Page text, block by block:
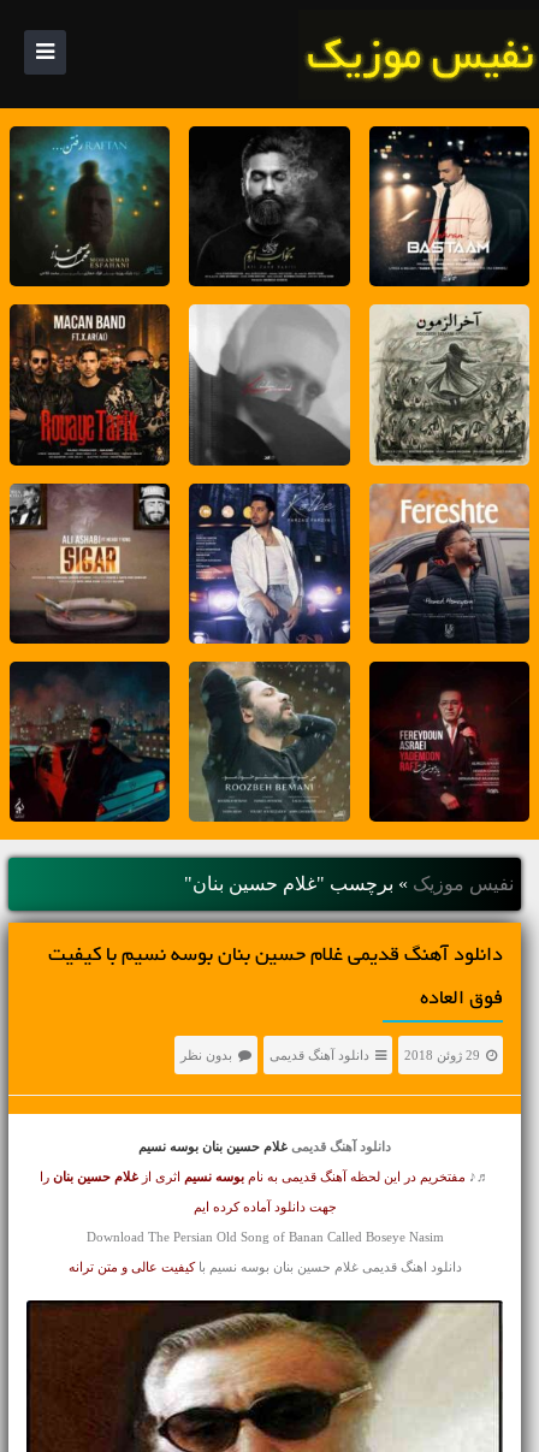
نفیس موزیک » برچسب "غلام حسین بنان"
دانلود آهنگ قدیمی غلام حسین بنان بوسه نسیم با کیفیت
فوق العاده
29 ژوئن 2018 دانلود آهنگ قدیمی بدون نظر
دانلود آهنگ قدیمیغلام حسین بنان بوسه نسیم
♬♪ مفتخریم در این لحظه آهنگ قدیمی به نام بوسه نسیم اثری از غلام حسین بنانرا
جهت دانلود آماده کرده ایم
Download The Persian Old Song of Banan Called Boseye Nasim
دانلود اهنگ قدیمی غلام حسین بنان بوسه نسیم باکیفیت عالی و متن ترانه